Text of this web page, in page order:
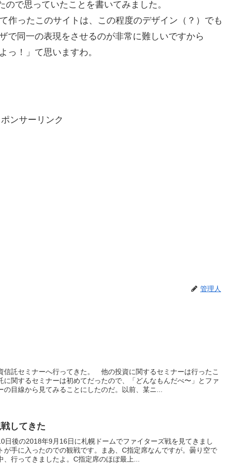
で思っていたことを書いてみました。
作ったこのサイトは、この程度のデザイン（？）でも
同一の表現をさせるのが非常に難しいですから
！」て思いますわ。
ポンサーリンク
管理人
信託セミナーへ行ってきた。 他の投資に関するセミナーは行ったこ
に関するセミナーは初めてだったので、「どんなもんだべ〜」とファ
目線から見てみることにしたのだ。以前、某ニ...
してきた
日後の2018年9月16日に札幌ドームでファイターズ戦を見てきまし
が手に入ったのでの観戦です。まあ、C指定席なんですが。曇り空で
行ってきましたよ。C指定席のほぼ最上...